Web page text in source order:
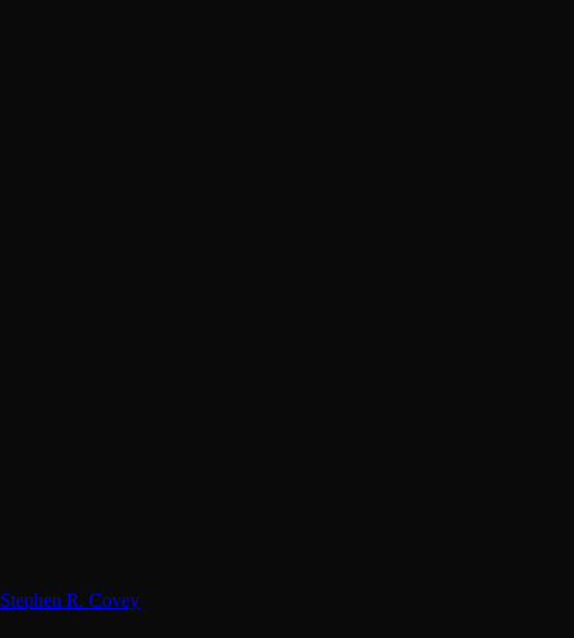
Stephen R. Covey